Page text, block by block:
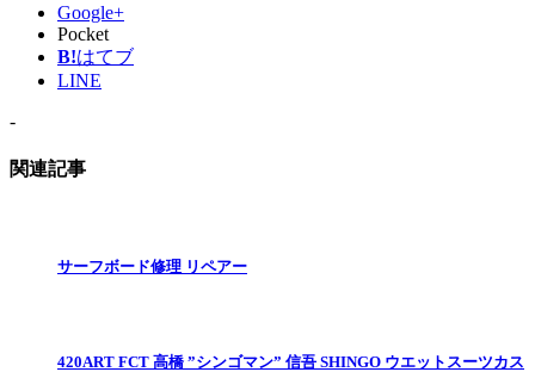
Google+
Pocket
B!はてブ
LINE
-
関連記事
サーフボード修理 リペアー
420ART FCT 高橋 ”シンゴマン” 信吾 SHINGO ウエットスーツカス